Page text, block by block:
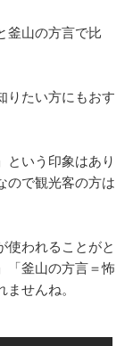
釜山の方言で比
りたい方にもおす
という印象はあり
ので観光客の方は
使われることがと
「釜山の方言＝怖
せんね。